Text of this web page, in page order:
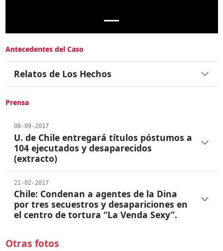
Antecedentes del Caso
Relatos de Los Hechos
Prensa
08-09-2017
U. de Chile entregará títulos póstumos a
104 ejecutados y desaparecidos
(extracto)
21-02-2017
Chile: Condenan a agentes de la Dina
por tres secuestros y desapariciones en
el centro de tortura “La Venda Sexy”.
Otras fotos